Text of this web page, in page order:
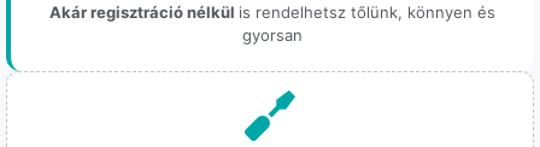
Akár regisztráció nélkül is rendelhetsz tőlünk, könnyen és
gyorsan